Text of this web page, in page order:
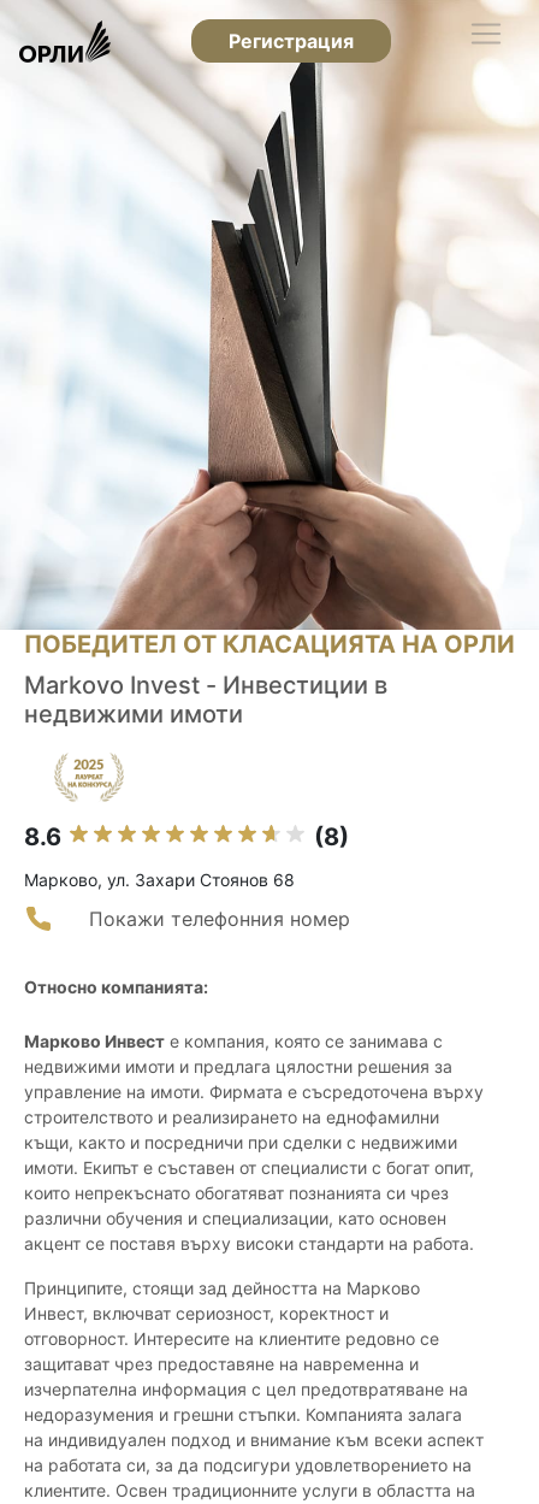
Регистрация
ПОБЕДИТЕЛ ОТ КЛАСАЦИЯТА НА ОРЛИ
Markovo Invest - Инвестиции в
недвижими имоти
8.6 (8)
Марково, ул. Захари Стоянов 68
Покажи телефонния номер
Относно компанията:
Марково Инвест е компания, която се занимава с
недвижими имоти и предлага цялостни решения за
управление на имоти. Фирмата е съсредоточена върху
строителството и реализирането на еднофамилни
къщи, както и посредничи при сделки с недвижими
имоти. Екипът е съставен от специалисти с богат опит,
които непрекъснато обогатяват познанията си чрез
различни обучения и специализации, като основен
акцент се поставя върху високи стандарти на работа.
Принципите, стоящи зад дейността на Марково
Инвест, включват сериозност, коректност и
отговорност. Интересите на клиентите редовно се
защитават чрез предоставяне на навременна и
изчерпателна информация с цел предотвратяване на
недоразумения и грешни стъпки. Компанията залага
на индивидуален подход и внимание към всеки аспект
на работата си, за да подсигури удовлетворението на
клиентите. Освен традиционните услуги в областта на